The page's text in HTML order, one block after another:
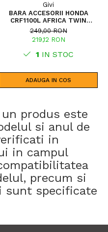
Givi
BARA ACCESORII HONDA
CRF1100L AFRICA TWIN
ADVENTURE SPORTS (20 - 23)
CRF1100L AFRICA TWIN
ADVENTURE SPORTS (24)
CRF1100L AFRICA TWIN (20 -
249,00 RON
219,12 RON
1 IN STOC
ADAUGA IN COS
produs este
si anul de
in
in campul
precum si
specificate